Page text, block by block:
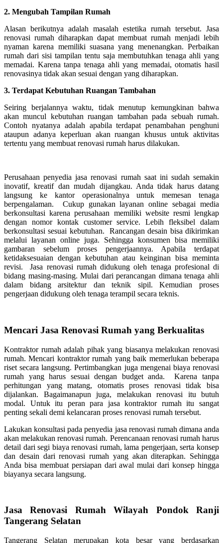
2. Mengubah Tampilan Rumah
Alasan berikutnya adalah masalah estetika rumah tersebut. Jasa
renovasi rumah diharapkan dapat membuat rumah menjadi lebih
nyaman karena memiliki suasana yang menenangkan. Perbaikan
rumah dari sisi tampilan tentu saja membutuhkan tenaga ahli yang
memadai. Karena tanpa tenaga ahli yang memadai, otomatis hasil
renovasinya tidak akan sesuai dengan yang diharapkan.
3. Terdapat Kebutuhan Ruangan Tambahan
Seiring berjalannya waktu, tidak menutup kemungkinan bahwa
akan muncul kebutuhan ruangan tambahan pada sebuah rumah.
Contoh nyatanya adalah apabila terdapat penambahan penghuni
ataupun adanya keperluan akan ruangan khusus untuk aktivitas
tertentu yang membuat renovasi rumah harus dilakukan.
Perusahaan penyedia jasa renovasi rumah saat ini sudah semakin
inovatif, kreatif dan mudah dijangkau. Anda tidak harus datang
langsung ke kantor operasionalnya untuk memesan tenaga
berpengalaman. Cukup gunakan layanan online sebagai media
berkonsultasi karena perusahaan memiliki website resmi lengkap
dengan nomor kontak customer service. Lebih fleksibel dalam
berkonsultasi sesuai kebutuhan. Rancangan desain bisa dikirimkan
melalui layanan online juga. Sehingga konsumen bisa memiliki
gambaran sebelum proses pengerjaannya. Apabila terdapat
ketidaksesuaian dengan kebutuhan atau keinginan bisa meminta
revisi. Jasa renovasi rumah didukung oleh tenaga profesional di
bidang masing-masing. Mulai dari perancangan dimana tenaga ahli
dalam bidang arsitektur dan teknik sipil. Kemudian proses
pengerjaan didukung oleh tenaga terampil secara teknis.
Mencari Jasa Renovasi Rumah yang Berkualitas
Kontraktor rumah adalah pihak yang biasanya melakukan renovasi
rumah. Mencari kontraktor rumah yang baik memerlukan beberapa
riset secara langsung. Pertimbangkan juga mengenai biaya renovasi
rumah yang harus sesuai dengan budget anda. Karena tanpa
perhitungan yang matang, otomatis proses renovasi tidak bisa
dijalankan. Bagaimanapun juga, melakukan renovasi itu butuh
modal. Untuk itu peran para jasa kontraktor rumah itu sangat
penting sekali demi kelancaran proses renovasi rumah tersebut.
Lakukan konsultasi pada penyedia jasa renovasi rumah dimana anda
akan melakukan renovasi rumah. Perencanaan renovasi rumah harus
detail dari segi biaya renovasi rumah, lama pengerjaan, serta konsep
dan desain dari renovasi rumah yang akan diterapkan. Sehingga
Anda bisa membuat persiapan dari awal mulai dari konsep hingga
biayanya secara langsung.
Jasa Renovasi Rumah Wilayah Pondok Ranji
Tangerang Selatan
Tangerang Selatan merupakan kota besar yang berdasarkan